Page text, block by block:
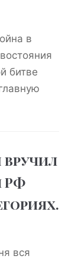
в
битве
вручил
РФ
вся